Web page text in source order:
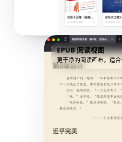
EPUB 阅读视图
更干净的阅读画布，适合